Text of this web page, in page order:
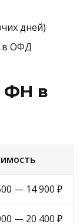
дней)
в ОФД
ФН в
— 14 900 ₽
— 20 400 ₽